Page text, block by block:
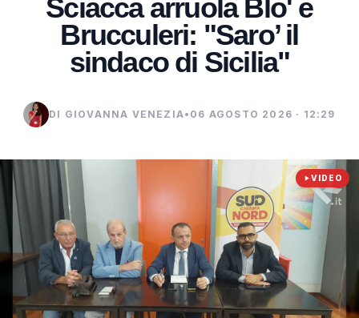
Sciacca arruola Blo' e
Brucculeri: "Saro’ il
sindaco di Sicilia"
DI GIOVANNA VENEZIA• 06 AGOSTO 2026 · 12:29
VIDEO